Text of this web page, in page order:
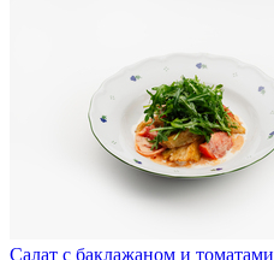
Салат с баклажаном и томатами